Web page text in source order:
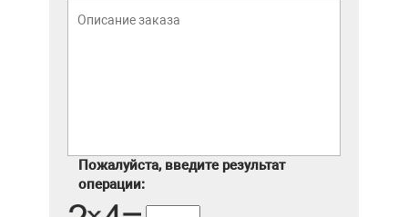
Пожалуйста, введите результат
операции: